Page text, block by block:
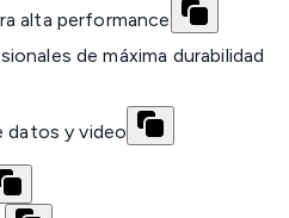
alta performance
de máxima durabilidad
datos y video